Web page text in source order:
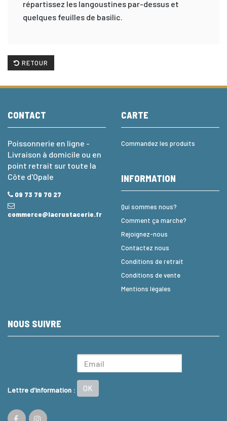
répartissez les langoustines par-dessus et
quelques feuilles de basilic.
RETOUR
CONTACT
Poissonnerie en ligne -
Livraison à domicile ou en
point retrait sur toute la
Côte d'Opale
09 73 79 70 27
commerce@lacrustacerie.fr
CARTE
Commandez les produits
INFORMATION
Qui sommes nous?
Comment ça marche?
Rejoignez-nous
Contactez nous
Conditions de retrait
Conditions de vente
Mentions légales
NOUS SUIVRE
Lettre d'information : OK